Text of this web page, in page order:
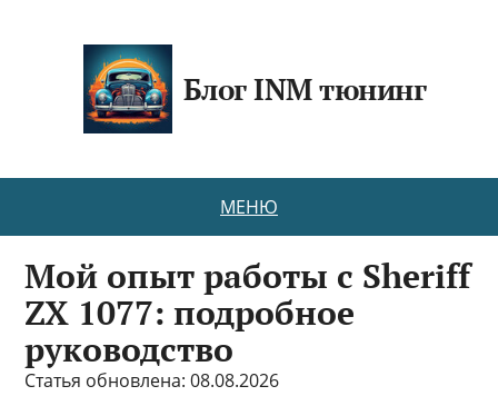
Блог INM тюнинг
МЕНЮ
Мой опыт работы с Sheriff
ZX 1077: подробное
руководство
Статья обновлена: 08.08.2026